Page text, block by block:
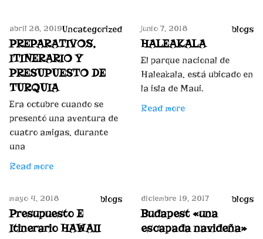
abril 28, 2019Uncategorized
PREPARATIVOS,
ITINERARIO Y
PRESUPUESTO DE
TURQUIA
Era octubre cuando se
presentó una aventura de
cuatro amigas, durante
una
Read more
junio 7, 2018 blogs
HALEAKALA
El parque nacional de
Haleakala, está ubicado en
la isla de Maui.
Read more
mayo 4, 2018 blogs
Presupuesto E
Itinerario HAWAII
diciembre 19, 2017 blogs
Budapest «una
escapada navideña»